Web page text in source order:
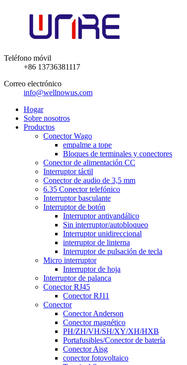
Teléfono móvil
+86 13736381117
Correo electrónico
info@wellnowus.com
Hogar
Sobre nosotros
Productos
Conector Wago
empalme a tope
Bloques de terminales y conectores
Conector de alimentación CC
Interruptor táctil
Conector de audio de 3,5 mm
6.35 Conector telefónico
Interruptor basculante
Interruptor de botón
Interruptor antivandálico
Sin interruptor/autobloqueo
Interruptor unidireccional
interruptor de linterna
Interruptor de pulsación de tecla
Micro interruptor
Interruptor de hoja
Interruptor de palanca
Conector RJ45
Conector RJ11
Conector
Conector Anderson
Conector magnético
PH/ZH/VH/SH/XY/XH/HXB
Portafusibles/Conector de batería
Conector Aisg
conector fotovoltaico